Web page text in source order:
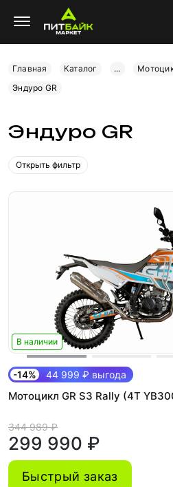
Главная Каталог ...
Эндуро GR
Эндуро GR
Открыть фильтр
В наличии
-14% 44 999 ₽ выгода
Мотоцикл GR S3 Rally (4T
344 989 ₽
299 990 ₽
Быстрый заказ